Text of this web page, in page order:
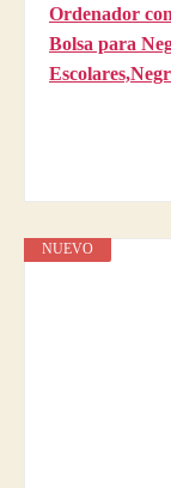
Ordenador
Bolsa para
NUEVO